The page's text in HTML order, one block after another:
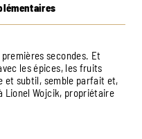
secondes. Et
les épices, les fruits
et subtil, semble parfait et,
Lionel Wojcik, propriétaire